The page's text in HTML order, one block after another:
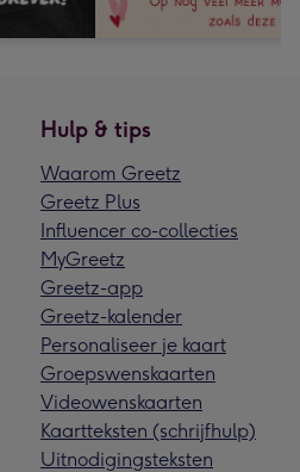
Hulp & tips
Waarom Greetz
Greetz Plus
Influencer co-collecties
MyGreetz
Greetz-app
Greetz-kalender
Personaliseer je kaart
Groepswenskaarten
Videowenskaarten
Kaartteksten (schrijfhulp)
Uitnodigingsteksten